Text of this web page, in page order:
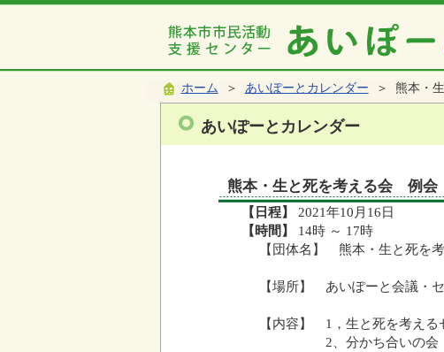
ホーム ＞ あいぽーとカレンダー ＞ 熊本・
あいぽーとカレンダー
熊本・生と死を考える会 例会
【日程】 2021年10月16日
【時間】
14時 ～ 17時
【団体名】 熊本・生と死を
【場所】 あいぽーと会議・
【内容】 1，生と死を考える
2、分かち合いの会（グ